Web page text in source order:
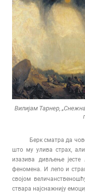
Вилијам Тарнер,
Берк сматра да човек
што му улива страх,
изазива дивљење
феномена. И лепо и
својом
ствара најснажнију